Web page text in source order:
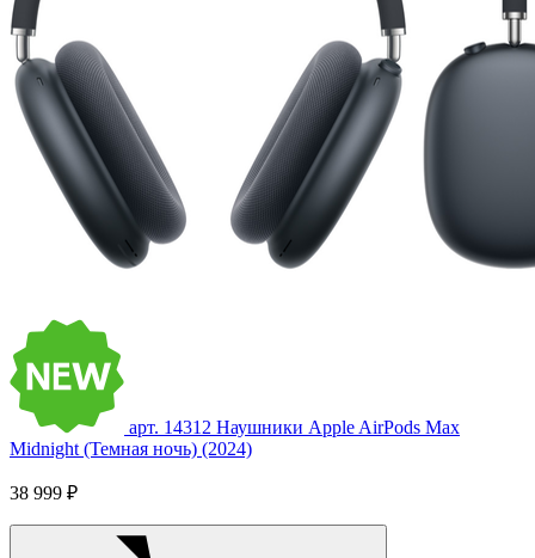
арт. 14312 Наушники Apple AirPods Max
Midnight (Темная ночь) (2024)
38 999 ₽